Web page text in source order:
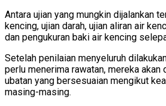
Antara ujian yang mungkin dijalankan
kencing, ujian darah, ujian aliran air
dan pengukuran baki air kencing
Setelah penilaian menyeluruh
perlu menerima rawatan, mereka akan
ubatan yang bersesuaian mengikut
masing-masing.